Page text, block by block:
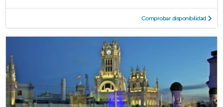
Comprobar disponibilidad